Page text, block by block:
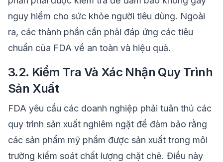
nguy hiểm cho sức khỏe người tiêu dùng. Ngoài
ra, các thành phần cần phải đáp ứng các tiêu
chuẩn của FDA về an toàn và hiệu quả.
3.2. Kiểm Tra Và Xác Nhận Quy Trình
Sản Xuất
FDA yêu cầu các doanh nghiệp phải tuân thủ các
quy trình sản xuất nghiêm ngặt để đảm bảo rằng
các sản phẩm mỹ phẩm được sản xuất trong môi
trường kiểm soát chất lượng chặt chẽ. Điều này